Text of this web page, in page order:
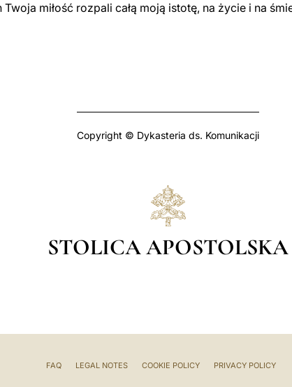
miłość rozpali całą moją istotę, na życie i na
Copyright © Dykasteria ds. Komunikacji
STOLICA APOSTOLSKA
FAQ LEGAL NOTES COOKIE POLICY PRIVACY POLICY